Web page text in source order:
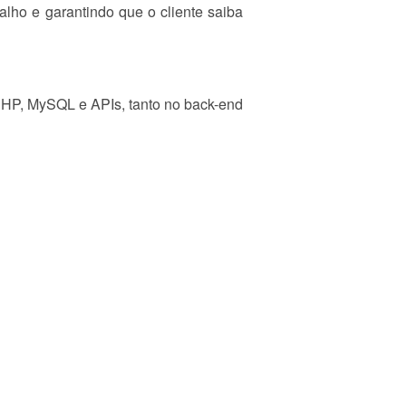
e garantindo que o cliente saiba
MySQL e APIs, tanto no back-end